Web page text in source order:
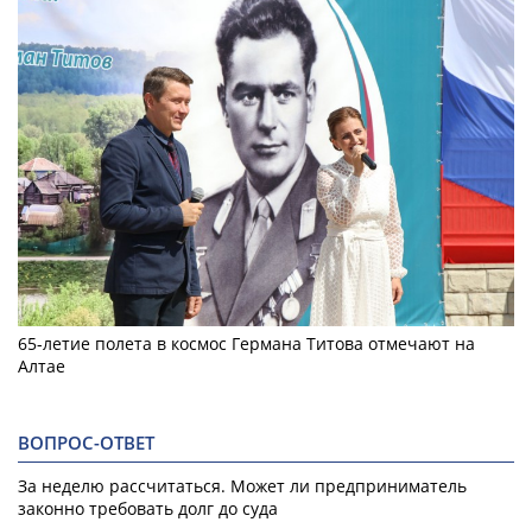
65-летие полета в космос Германа Титова отмечают на
Алтае
ВОПРОС-ОТВЕТ
За неделю рассчитаться. Может ли предприниматель
законно требовать долг до суда